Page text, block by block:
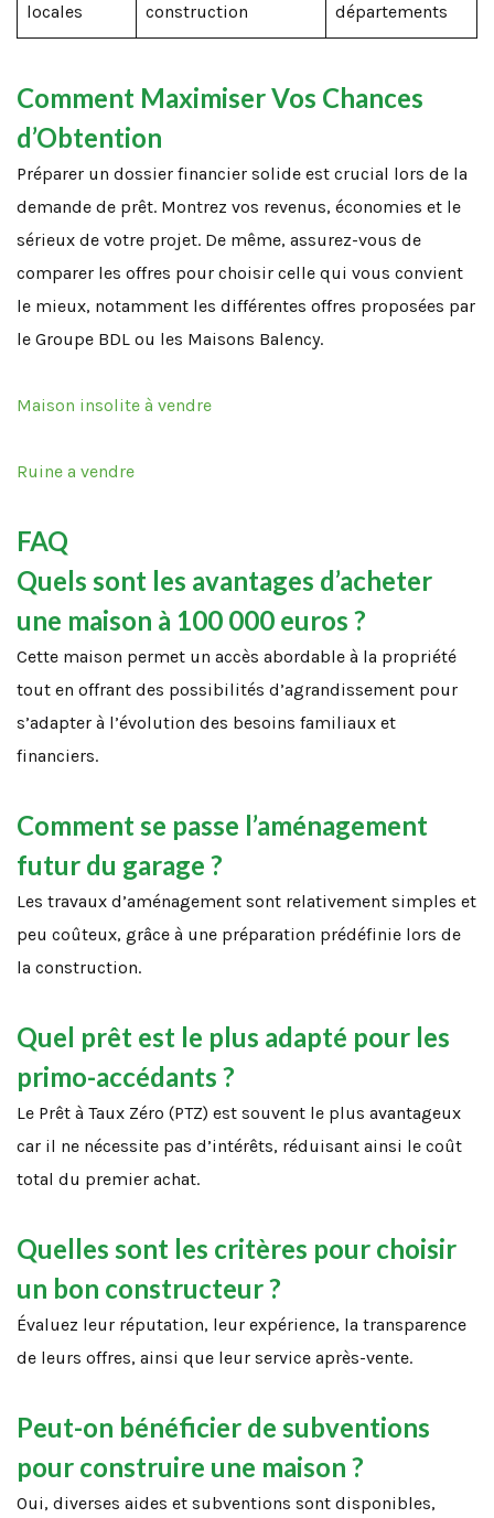
locales
construction
départements
Comment Maximiser Vos Chances
d’Obtention
Préparer un dossier financier solide est crucial lors de la
demande de prêt. Montrez vos revenus, économies et le
sérieux de votre projet. De même, assurez-vous de
comparer les offres pour choisir celle qui vous convient
le mieux, notamment les différentes offres proposées par
le Groupe BDL ou les Maisons Balency.
Maison insolite à vendre
Ruine a vendre
FAQ
Quels sont les avantages d’acheter
une maison à 100 000 euros ?
Cette maison permet un accès abordable à la propriété
tout en offrant des possibilités d’agrandissement pour
s’adapter à l’évolution des besoins familiaux et
financiers.
Comment se passe l’aménagement
futur du garage ?
Les travaux d’aménagement sont relativement simples et
peu coûteux, grâce à une préparation prédéfinie lors de
la construction.
Quel prêt est le plus adapté pour les
primo-accédants ?
Le Prêt à Taux Zéro (PTZ) est souvent le plus avantageux
car il ne nécessite pas d’intérêts, réduisant ainsi le coût
total du premier achat.
Quelles sont les critères pour choisir
un bon constructeur ?
Évaluez leur réputation, leur expérience, la transparence
de leurs offres, ainsi que leur service après-vente.
Peut-on bénéficier de subventions
pour construire une maison ?
Oui, diverses aides et subventions sont disponibles,